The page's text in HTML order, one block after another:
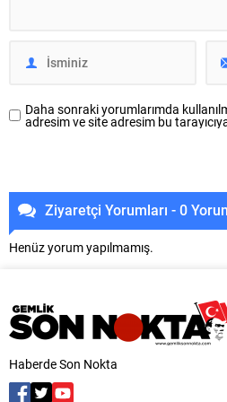
Kulübü, Manisa’da
gerçekleştirilen Şehit Eren Bülbül
Daha sonraki yorumlarımda
adresim ve site adresim bu
Ziyaretçi Yorumları - 0
Henüz yorum yapılmamış.
Haberde Son Nokta